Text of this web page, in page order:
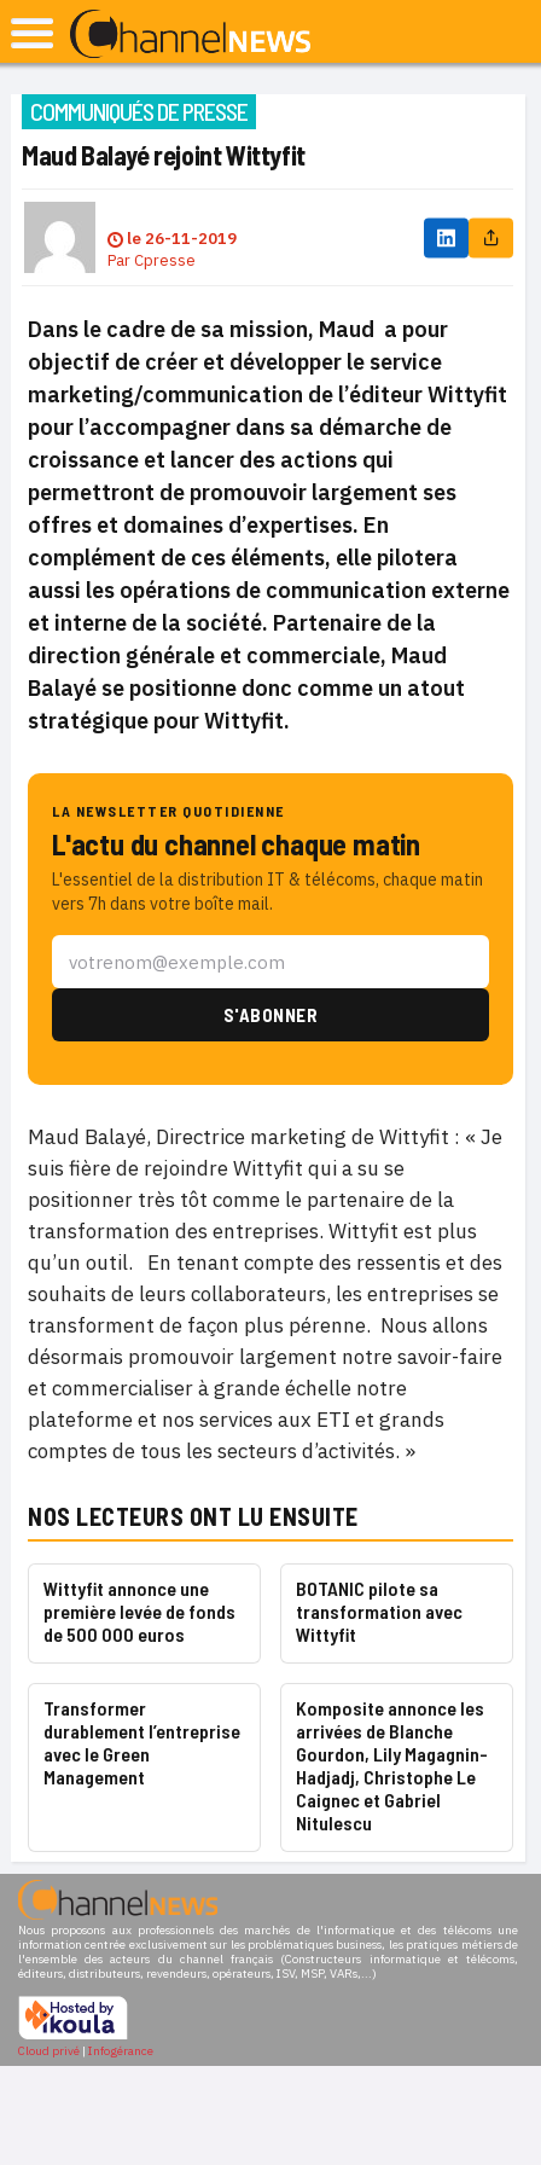
COMMUNIQUÉS DE PRESSE
Maud Balayé rejoint Wittyfit
le 26-11-2019
ParCpresse
Dans le cadre de sa mission, Maud a pour
objectif de créer et développer le service
marketing/communication de l’éditeur Wittyfit
pour l’accompagner dans sa démarche de
croissance et lancer des actions qui
permettront de promouvoir largement ses
offres et domaines d’expertises. En
complément de ces éléments, elle pilotera
aussi les opérations de communication externe
et interne de la société. Partenaire de la
direction générale et commerciale, Maud
Balayé se positionne donc comme un atout
stratégique pour Wittyfit.
LA NEWSLETTER QUOTIDIENNE
L'actu du channel chaque matin
L'essentiel de la distribution IT & télécoms, chaque matin
vers 7h dans votre boîte mail.
Maud Balayé, Directrice marketing de Wittyfit : « Je
suis fière de rejoindre Wittyfit qui a su se
positionner très tôt comme le partenaire de la
transformation des entreprises. Wittyfit est plus
qu’un outil. En tenant compte des ressentis et des
souhaits de leurs collaborateurs, les entreprises se
transforment de façon plus pérenne. Nous allons
désormais promouvoir largement notre savoir-faire
et commercialiser à grande échelle notre
plateforme et nos services aux ETI et grands
comptes de tous les secteurs d’activités. »
NOS LECTEURS ONT LU ENSUITE
Wittyfit annonce une
première levée de fonds
de 500 000 euros
BOTANIC pilote sa
transformation avec
Wittyfit
Transformer
durablement l’entreprise
avec le Green
Management
Komposite annonce les
arrivées de Blanche
Gourdon, Lily Magagnin-
Hadjadj, Christophe Le
Caignec et Gabriel
Nitulescu
Nous proposons aux professionnels des marchés de l'informatique et des télécoms une
information centrée exclusivement sur les problématiques business, les pratiques métiers de
l'ensemble des acteurs du channel français (Constructeurs informatique et télécoms,
éditeurs, distributeurs, revendeurs, opérateurs, ISV, MSP, VARs,...)
Cloud privé | Infogérance